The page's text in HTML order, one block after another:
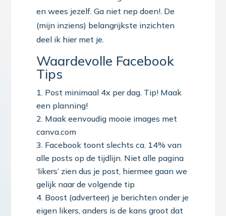
en wees jezelf. Ga niet nep doen!. De
(mijn inziens) belangrijkste inzichten
deel ik hier met je.
Waardevolle Facebook
Tips
Post minimaal 4x per dag. Tip! Maak
een planning!
Maak eenvoudig mooie images met
canva.com
Facebook toont slechts ca. 14% van
alle posts op de tijdlijn. Niet alle pagina
‘likers’ zien dus je post, hiermee gaan we
gelijk naar de volgende tip
Boost (adverteer) je berichten onder je
eigen likers, anders is de kans groot dat